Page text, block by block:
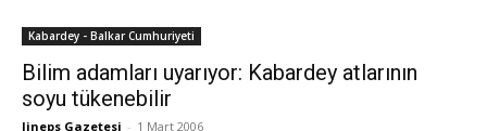
Kabardey - Balkar Cumhuriyeti
Bilim adamları uyarıyor: Kabardey atlarının
soyu tükenebilir
Jineps Gazetesi - 1 Mart 2006